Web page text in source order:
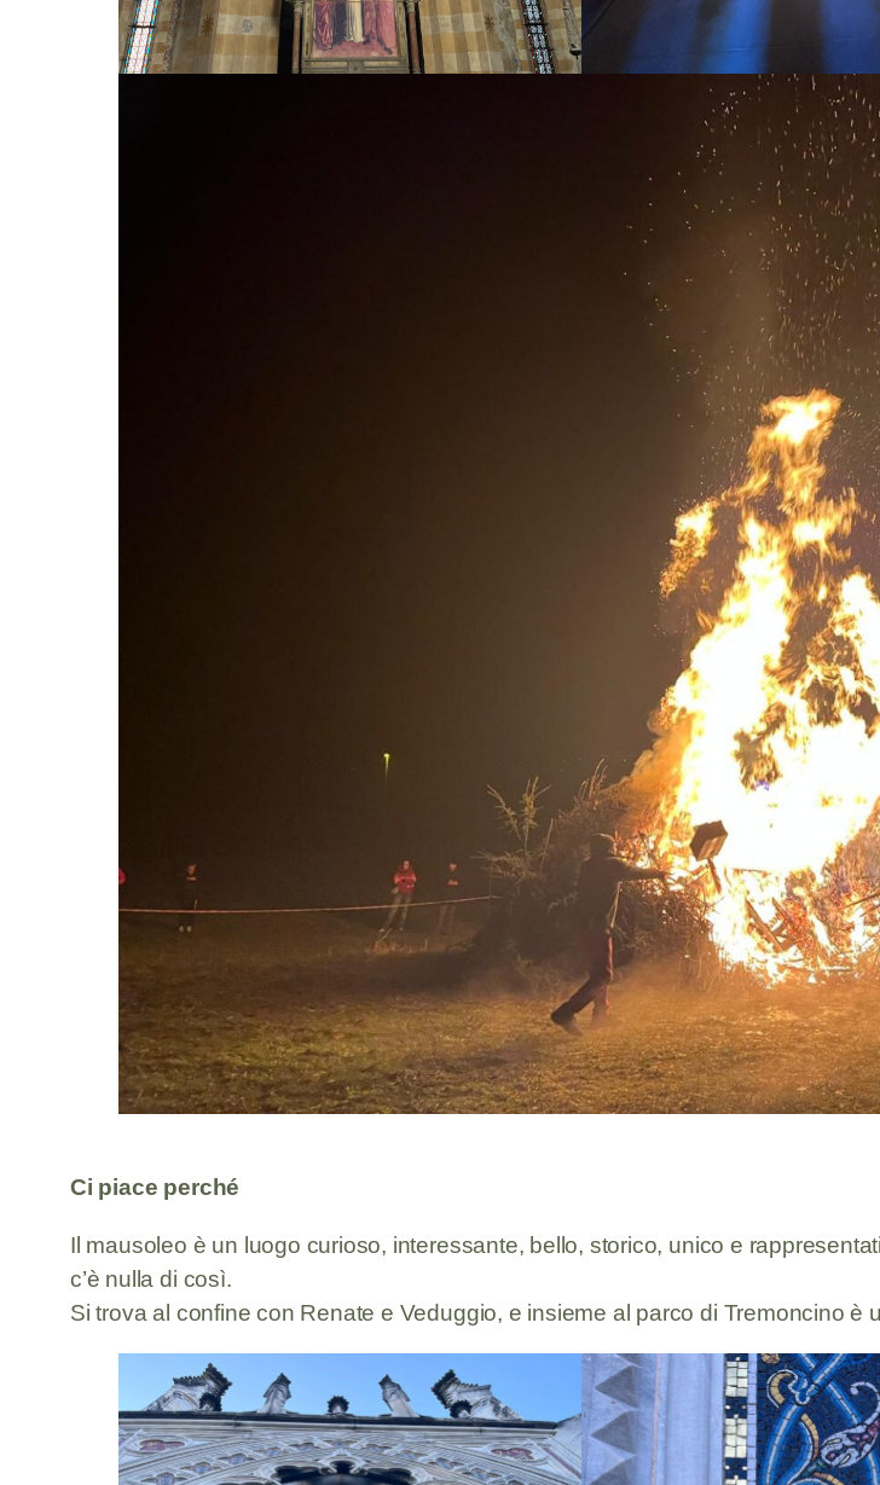
Ci piace perché
Il mausoleo è un luogo curioso, interessante, bello, storico, unico e
c’è nulla di così.
Si trova al confine con Renate e Veduggio, e insieme al parco di Tremoncino è